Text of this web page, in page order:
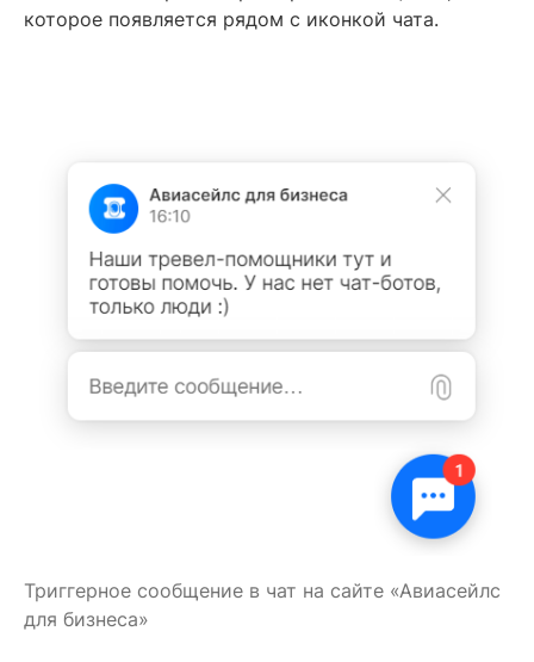
которое появляется рядом с иконкой чата.
Триггерное сообщение в чат на сайте «Авиасейлс
для бизнеса»